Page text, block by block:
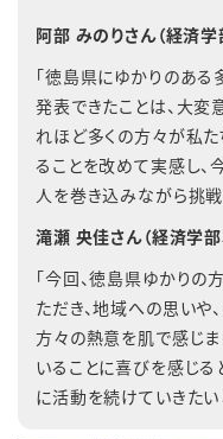
阿部 みのりさん（経済学
「徳島県にゆかりのある
発表できたことは、大変
れほど多くの方々が私
ることを改めて実感し、
人を巻き込みながら挑
滝瀬 央佳さん（経済学部
「今回、徳島県ゆかり
ただき、地域への思いや
方々の熱意を肌で感じま
いることに喜びを感じる
に活動を続けていきたい